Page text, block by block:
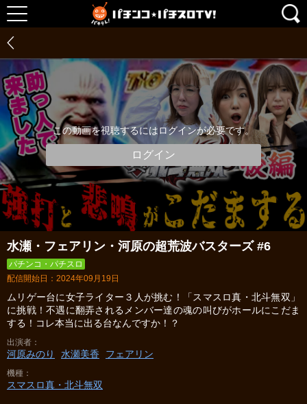
この動画を視聴するにはログインが必要です。
ログイン
水瀬・フェアリン・河原の超荒波バスターズ #6
パチンコ・パチスロ
配信開始日：2024年09月19日
ムリゲー台に女子ライター３人が挑む！「スマスロ真・北斗無双」
に挑戦！不遇に翻弄されるメンバー達の魂の叫びがホールにこだま
する！コレ本当に出る台なんですか！？
出演者
河原みのり 水瀬美香 フェアリン
機種
スマスロ真・北斗無双